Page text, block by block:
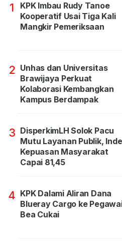
1
KPK Imbau Rudy Tanoe
Kooperatif Usai Tiga Kali
Mangkir Pemeriksaan
2 Unhas dan Universitas
Brawijaya Perkuat
Kolaborasi Kembangkan
Kampus Berdampak
3 DisperkimLH Solok Pacu
Mutu Layanan Publik,
Kepuasan Masyarakat
Capai 81,45
4 KPK Dalami Aliran Dana
Blueray Cargo ke
Bea Cukai